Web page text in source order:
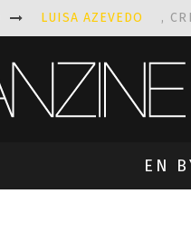
LUISA AZEVEDO ,
KAETHE BUTCHER
EN